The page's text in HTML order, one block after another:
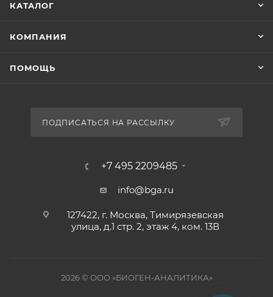
КАТАЛОГ
КОМПАНИЯ
ПОМОЩЬ
ПОДПИСАТЬСЯ НА РАССЫЛКУ
+7 495 2209485
info@bga.ru
127422, г. Москва, Тимирязевская
улица, д.1 стр. 2, этаж 4, ком. 13В
2026 © ООО «БИОГЕН-АНАЛИТИКА»